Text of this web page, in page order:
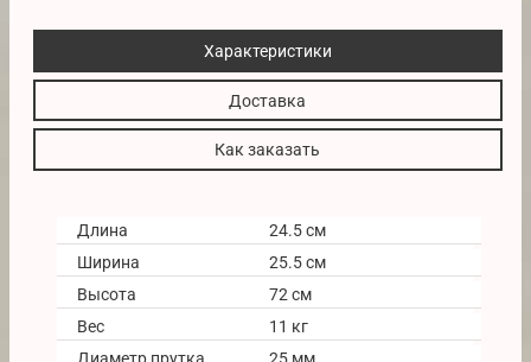
Характеристики
Доставка
Как заказать
Длина
24.5 см
Ширина
25.5 см
Высота
72 см
Вес
11 кг